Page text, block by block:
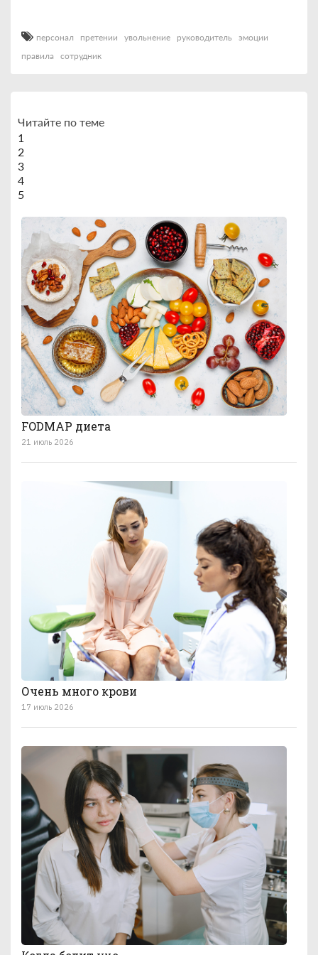
персонал претении увольнение руководитель эмоции
правила
сотрудник
Читайте по теме
1
2
3
4
5
FODMAP диета
21 июль 2026
Очень много крови
17 июль 2026